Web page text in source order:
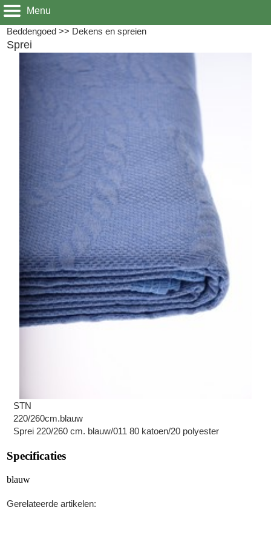
Menu
Beddengoed >> Dekens en spreien
Sprei
STN
220/260cm.blauw
Sprei 220/260 cm. blauw/011 80 katoen/20 polyester
Specificaties
blauw
Gerelateerde artikelen: